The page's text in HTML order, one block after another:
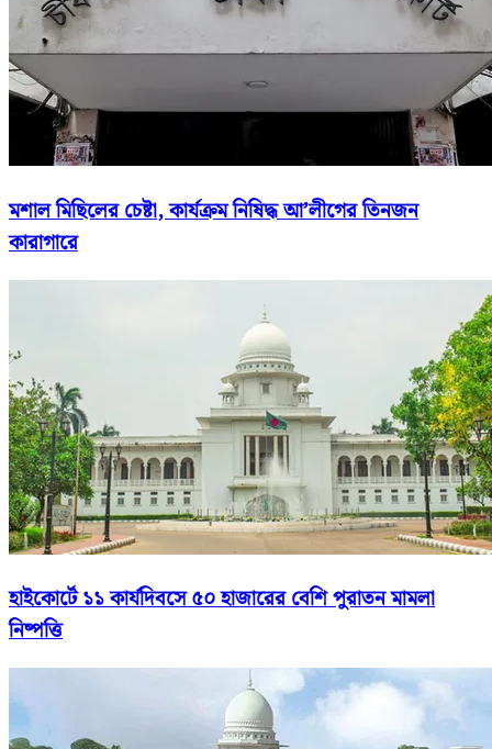
মশাল মিছিলের চেষ্টা, কার্যক্রম নিষিদ্ধ আ’লীগের তিনজন
কারাগারে
হাইকোর্টে ১১ কার্যদিবসে ৫০ হাজারের বেশি পুরাতন মামলা
নিষ্পত্তি